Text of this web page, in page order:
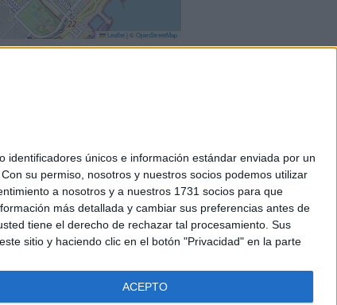
únicos e información estándar enviada por un
Con su permiso, nosotros y nuestros socios podemos utilizar
a nosotros y a nuestros 1731 socios para que
más detallada y cambiar sus preferencias antes de
tiene el derecho de rechazar tal procesamiento. Sus
sitio y haciendo clic en el botón "Privacidad" en la parte
ACEPTO
Leaflet © OpenStreetMap
91 593 2767